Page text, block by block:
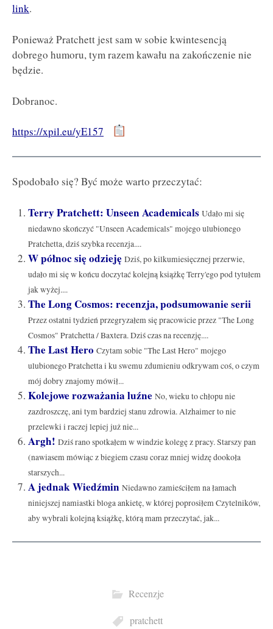
link.
Ponieważ Pratchett jest sam w sobie kwintesencją
dobrego humoru, tym razem kawału na zakończenie nie
będzie.
Dobranoc.
https://xpil.eu/yE157
Spodobało się? Być może warto przeczytać:
Terry Pratchett: Unseen Academicals Udało mi się
niedawno skończyć "Unseen Academicals" mojego ulubionego
Pratchetta, dziś szybka recenzja....
W północ się odzieję Dziś, po kilkumiesięcznej przerwie,
udało mi się w końcu doczytać kolejną książkę Terry'ego pod tytułem
jak wyżej....
The Long Cosmos: recenzja, podsumowanie serii
Przez ostatni tydzień przegryzałem się pracowicie przez "The Long
Cosmos" Pratchetta / Baxtera. Dziś czas na recenzję....
The Last Hero Czytam sobie "The Last Hero" mojego
ulubionego Pratchetta i ku swemu zdumieniu odkrywam coś, o czym
mój dobry znajomy mówił...
Kolejowe rozważania luźne No, wieku to chłopu nie
zazdroszczę, ani tym bardziej stanu zdrowia. Alzhaimer to nie
przelewki i raczej lepiej już nie...
Argh! Dziś rano spotkałem w windzie kolegę z pracy. Starszy pan
(nawiasem mówiąc z biegiem czasu coraz mniej widzę dookoła
starszych...
A jednak Wiedźmin Niedawno zamieściłem na łamach
niniejszej namiastki bloga ankietę, w której poprosiłem Czytelników,
aby wybrali kolejną książkę, którą mam przeczytać, jak...
Recenzje
pratchett